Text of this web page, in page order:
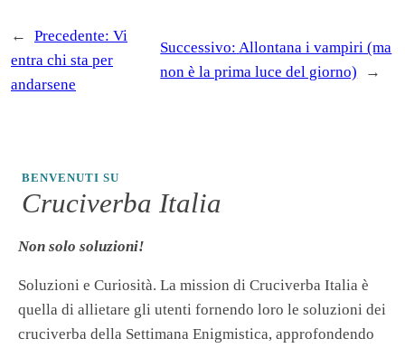
← Precedente: Vi
entra chi sta per
andarsene
Successivo: Allontana i vampiri (ma
non è la prima luce del giorno)
→
BENVENUTI SU
Cruciverba Italia
Non solo soluzioni!
Soluzioni e Curiosità. La mission di Cruciverba Italia è
quella di allietare gli utenti fornendo loro le soluzioni dei
cruciverba della Settimana Enigmistica, approfondendo